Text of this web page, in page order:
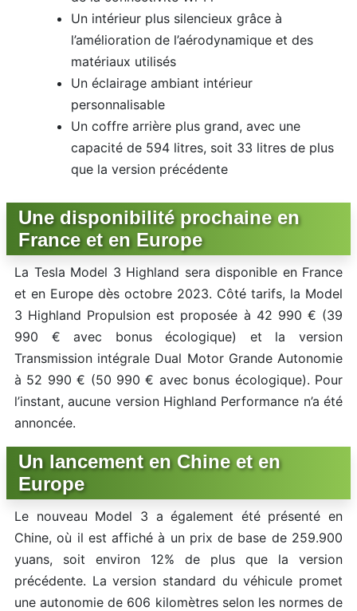
Un intérieur plus silencieux grâce à
l’amélioration de l’aérodynamique et des
matériaux utilisés
Un éclairage ambiant intérieur
personnalisable
Un coffre arrière plus grand, avec une
capacité de 594 litres, soit 33 litres de plus
que la version précédente
Une disponibilité prochaine en
France et en Europe
La Tesla Model 3 Highland sera disponible en France
et en Europe dès octobre 2023. Côté tarifs, la Model
3 Highland Propulsion est proposée à 42 990 € (39
990 € avec bonus écologique) et la version
Transmission intégrale Dual Motor Grande Autonomie
à 52 990 € (50 990 € avec bonus écologique). Pour
l’instant, aucune version Highland Performance n’a été
annoncée.
Un lancement en Chine et en
Europe
Le nouveau Model 3 a également été présenté en
Chine, où il est affiché à un prix de base de 259.900
yuans, soit environ 12% de plus que la version
précédente. La version standard du véhicule promet
une autonomie de 606 kilomètres selon les normes de